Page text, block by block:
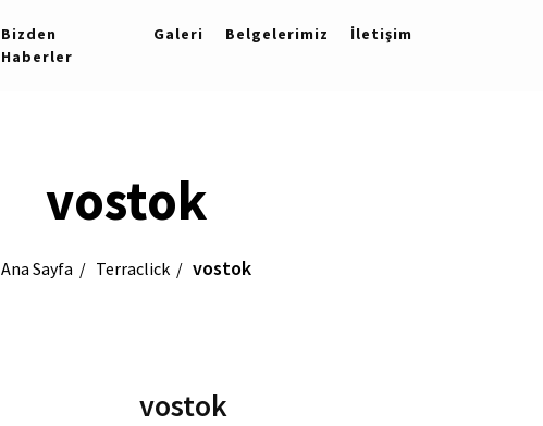
Bizden
Haberler
Galeri Belgelerimiz İletişim
vostok
Ana Sayfa Terraclick vostok
vostok